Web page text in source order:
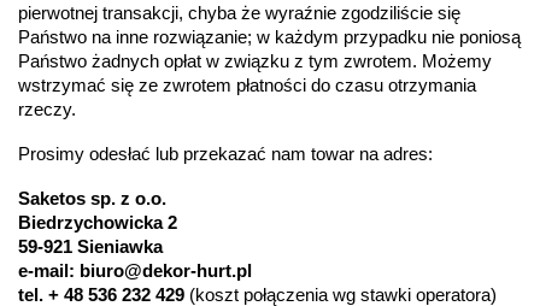
pierwotnej transakcji, chyba że wyraźnie zgodziliście się
Państwo na inne rozwiązanie; w każdym przypadku nie poniosą
Państwo żadnych opłat w związku z tym zwrotem. Możemy
wstrzymać się ze zwrotem płatności do czasu otrzymania
rzeczy.
Prosimy odesłać lub przekazać nam towar na adres:
Saketos sp. z o.o.
Biedrzychowicka 2
59-921 Sieniawka
e-mail: biuro@dekor-hurt.pl
tel. + 48 536 232 429 (koszt połączenia wg stawki operatora)